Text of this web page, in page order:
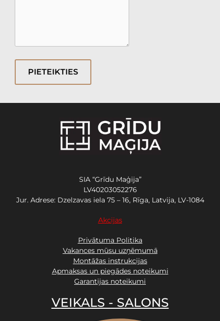
PIETEIKTIES
SIA “Grīdu Maģija”
LV40203052276
Jur. Adrese: Dzelzavas iela 75 – 16, Rīga, Latvija, LV-1084
Akcijas
Privātuma Politika
Vakances mūsu uzņēmumā
Montāžas instrukcijas
Apmaksas un piegādes noteikumi
Garantijas noteikumi
VEIKALS - SALONS